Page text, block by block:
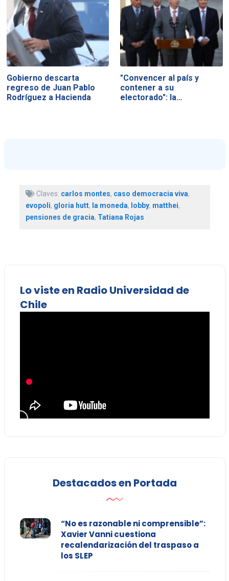
Gobierno descarta
regreso de Juan Pablo
Rodríguez a Hacienda
"Convencer al país y
contener a su
electorado": la…
Claves: carlos montes, caso democracia viva,
evopoli, gloria hutt, la moneda, lobby, matthei,
pensiones de gracia, Tatiana Rojas
Lo viste en Radio Universidad de
Chile
Destacados en Portada
“No es razonable ni comprensible”:
Xavier Vanni cuestiona
recalendarización del traspaso a
los SLEP